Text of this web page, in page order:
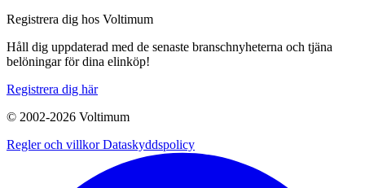
Registrera dig hos Voltimum
Håll dig uppdaterad med de senaste branschnyheterna och tjäna
belöningar för dina elinköp!
Registrera dig här
© 2002-2026 Voltimum
Regler och villkorDataskyddspolicy